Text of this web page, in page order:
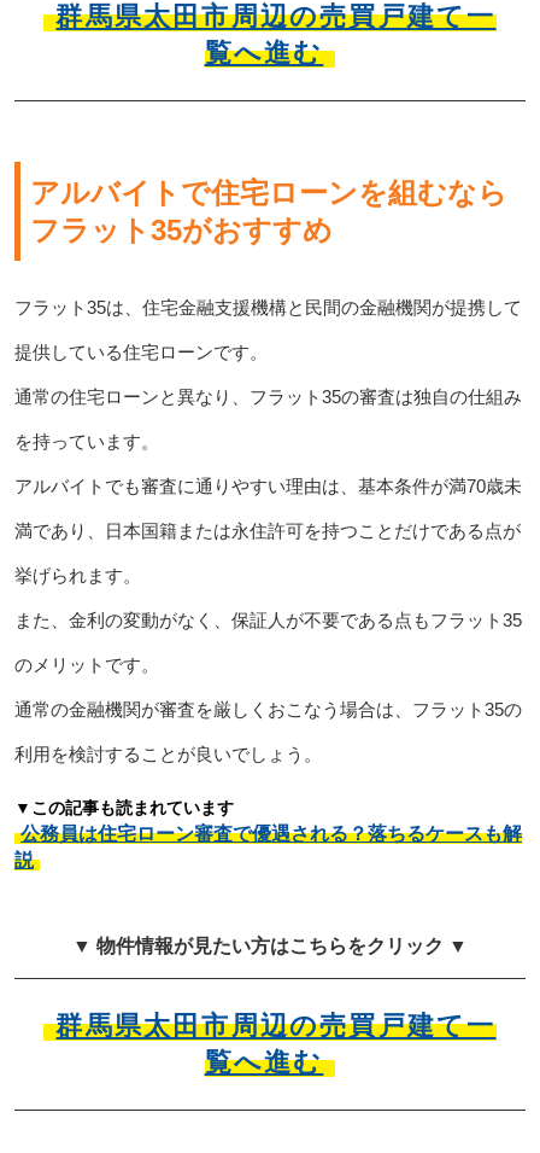
群馬県太田市周辺の売買戸建て一
覧へ進む
アルバイトで住宅ローンを組むなら
フラット35がおすすめ
フラット35は、住宅金融支援機構と民間の金融機関が提携して
提供している住宅ローンです。
通常の住宅ローンと異なり、フラット35の審査は独自の仕組み
を持っています。
アルバイトでも審査に通りやすい理由は、基本条件が満70歳未
満であり、日本国籍または永住許可を持つことだけである点が
挙げられます。
また、金利の変動がなく、保証人が不要である点もフラット35
のメリットです。
通常の金融機関が審査を厳しくおこなう場合は、フラット35の
利用を検討することが良いでしょう。
▼この記事も読まれています
公務員は住宅ローン審査で優遇される？落ちるケースも解
説
▼ 物件情報が見たい方はこちらをクリック ▼
群馬県太田市周辺の売買戸建て一
覧へ進む